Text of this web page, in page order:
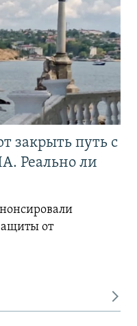
закрыть путь с
Реально ли
от